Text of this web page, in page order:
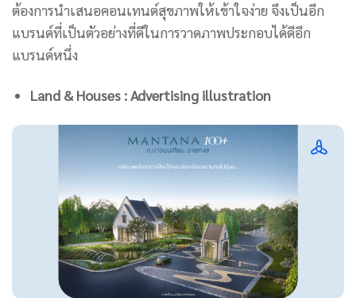
ต้องการนำเสนอคอนเทนต์สุขภาพให้เข้าใจง่าย จึงเป็นอีก
แบรนด์ที่เป็นตัวอย่างที่ดีในการวาดภาพประกอบได้ดีอีก
แบรนด์หนึ่ง
Land & Houses : Advertising illustration